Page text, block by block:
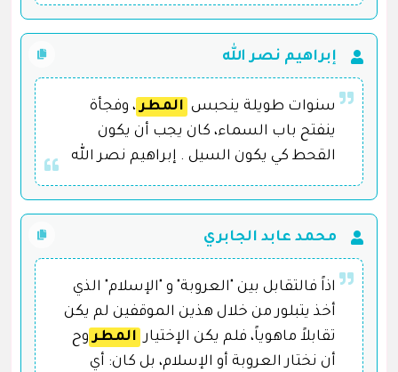
إبراهيم نصر الله
سنوات طويلة ينحبس المطر ، وفجأة
ينفتح باب السماء، كان يجب أن يكون
القحط كي يكون السيل . إبراهيم نصر الله
محمد عابد الجابري
اذاً فالتقابل بين "العروبة" و "الإسلام" الذي
أخذ يتبلور من خلال هذين الموقفين لم يكن
تقابلاً ماهوياً، فلم يكن الإختيار المطر وح
أن نختار العروبة أو الإسلام، بل كان: أي